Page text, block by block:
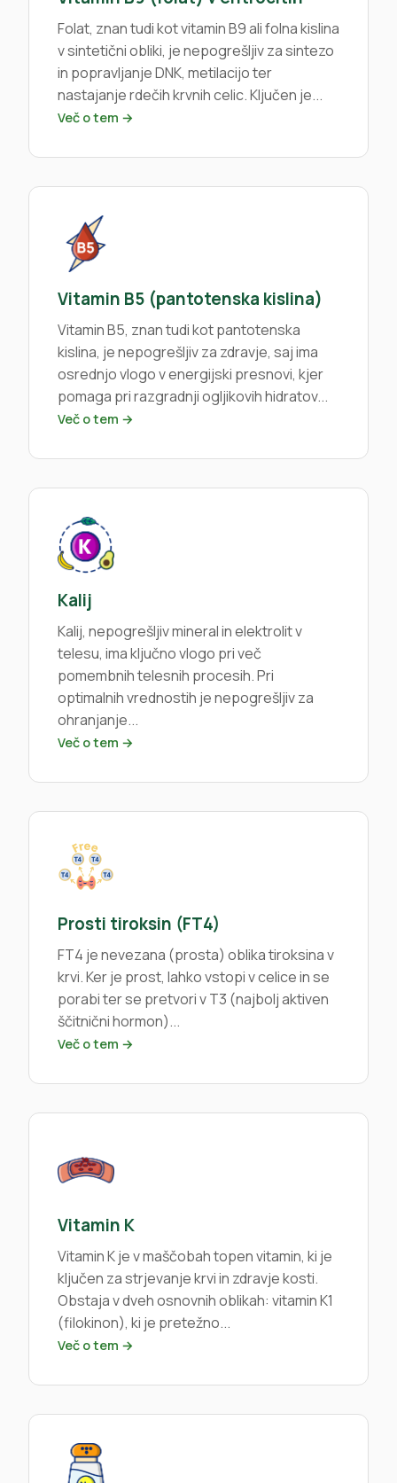
Folat, znan tudi kot vitamin B9 ali folna kislina
v sintetični obliki, je nepogrešljiv za sintezo
in popravljanje DNK, metilacijo ter
nastajanje rdečih krvnih celic. Ključen je...
Več o tem →
Vitamin B5 (pantotenska kislina)
Vitamin B5, znan tudi kot pantotenska
kislina, je nepogrešljiv za zdravje, saj ima
osrednjo vlogo v energijski presnovi, kjer
pomaga pri razgradnji ogljikovih hidratov...
Več o tem →
Kalij
Kalij, nepogrešljiv mineral in elektrolit v
telesu, ima ključno vlogo pri več
pomembnih telesnih procesih. Pri
optimalnih vrednostih je nepogrešljiv za
ohranjanje...
Več o tem →
Prosti tiroksin (FT4)
FT4 je nevezana (prosta) oblika tiroksina v
krvi. Ker je prost, lahko vstopi v celice in se
porabi ter se pretvori v T3 (najbolj aktiven
ščitnični hormon)...
Več o tem →
Vitamin K
Vitamin K je v maščobah topen vitamin, ki je
ključen za strjevanje krvi in zdravje kosti.
Obstaja v dveh osnovnih oblikah: vitamin K1
(filokinon), ki je pretežno...
Več o tem →